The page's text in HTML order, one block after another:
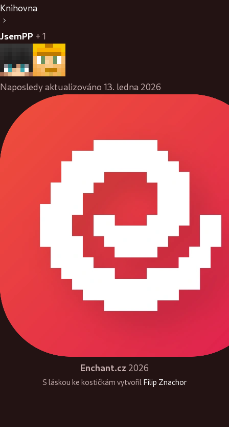
Knihovna
JsemPP + 1
Naposledy aktualizováno 13. ledna 2026
Enchant.cz 2026
S láskou ke kostičkám vytvořil Filip Znachor